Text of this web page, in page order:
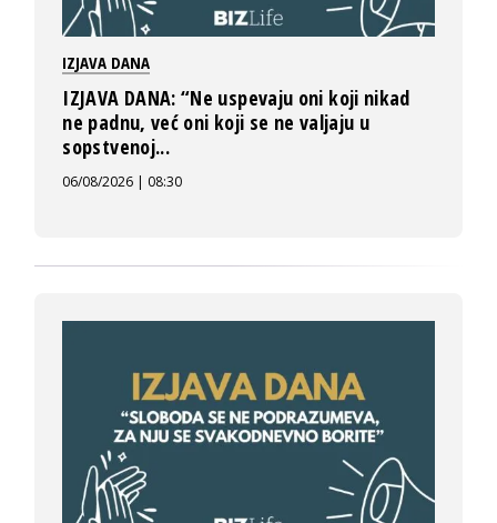
IZJAVA DANA
IZJAVA DANA: “Ne uspevaju oni koji nikad
ne padnu, već oni koji se ne valjaju u
sopstvenoj...
06/08/2026 | 08:30